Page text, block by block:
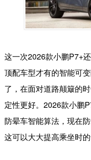
这一次2026款小鹏P7+
顶配车型才有的智能可
了，在面对道路颠簸的
定性更好。 2026款小鹏
防晕车智能算法，现在
这可以大大提高乘坐时的